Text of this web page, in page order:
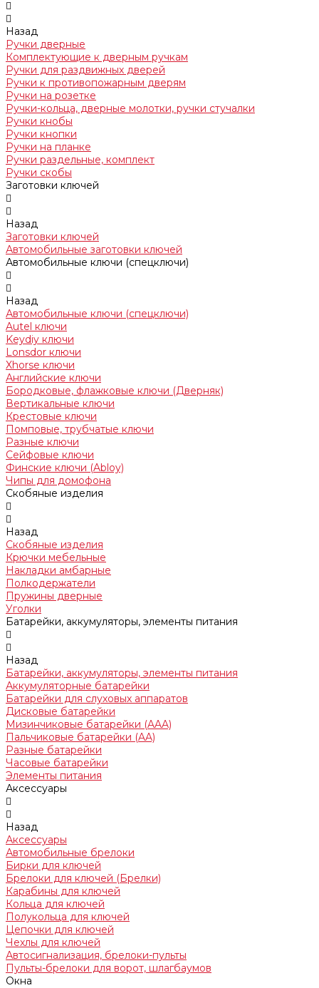
Назад
Ручки дверные
Комплектующие к дверным ручкам
Ручки для раздвижных дверей
Ручки к противопожарным дверям
Ручки на розетке
Ручки-кольца, дверные молотки, ручки стучалки
Ручки кнобы
Ручки кнопки
Ручки на планке
Ручки раздельные, комплект
Ручки скобы
Заготовки ключей
Назад
Заготовки ключей
Автомобильные заготовки ключей
Автомобильные ключи (спецключи)
Назад
Автомобильные ключи (спецключи)
Autel ключи
Keydiy ключи
Lonsdor ключи
Xhorse ключи
Английские ключи
Бородковые, флажковые ключи (Дверняк)
Вертикальные ключи
Крестовые ключи
Помповые, трубчатые ключи
Разные ключи
Сейфовые ключи
Финские ключи (Abloy)
Чипы для домофона
Скобяные изделия
Назад
Скобяные изделия
Крючки мебельные
Накладки амбарные
Полкодержатели
Пружины дверные
Уголки
Батарейки, аккумуляторы, элементы питания
Назад
Батарейки, аккумуляторы, элементы питания
Аккумуляторные батарейки
Батарейки для слуховых аппаратов
Дисковые батарейки
Мизинчиковые батарейки (AAA)
Пальчиковые батарейки (AA)
Разные батарейки
Часовые батарейки
Элементы питания
Аксессуары
Назад
Аксессуары
Автомобильные брелоки
Бирки для ключей
Брелоки для ключей (Брелки)
Карабины для ключей
Кольца для ключей
Полукольца для ключей
Цепочки для ключей
Чехлы для ключей
Автосигнализация, брелоки-пульты
Пульты-брелоки для ворот, шлагбаумов
Окна